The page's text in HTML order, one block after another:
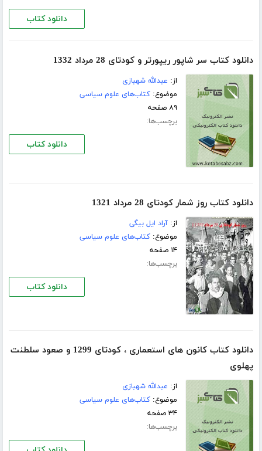
دانلود کتاب
دانلود کتاب سر شاپور ریپورتر و کودتای 28 مرداد 1332
از: عبدالله شهبازی
موضوع:کتاب‌های علوم سیاسی
۸۹ صفحه
برچسب‌ها:
دانلود کتاب
دانلود کتاب روز شمار کودتای 28 مرداد 1321
از:آراد ایل بیگی
موضوع:کتاب‌های علوم سیاسی
۱۴ صفحه
برچسب‌ها:
دانلود کتاب
دانلود کتاب کانون های استعماری ، کودتای 1299 و صعود سلطنت
پهلوی
از: عبدالله شهبازی
موضوع:کتاب‌های علوم سیاسی
۳۴ صفحه
برچسب‌ها: